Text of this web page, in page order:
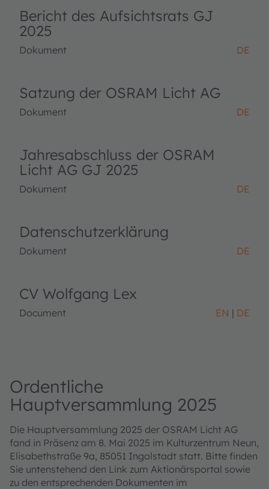
Bericht des Aufsichtsrats GJ
2025
Dokument DE
Satzung der OSRAM Licht AG
Dokument DE
Jahresabschluss der OSRAM
Licht AG GJ 2025
Dokument DE
Datenschutzerklärung
Dokument DE
CV Wolfgang Lex
Document EN DE
Ordentliche
Hauptversammlung 2025
Die Hauptversammlung 2025 der OSRAM Licht AG
fand in Präsenz am 8. Mai 2025 im Kulturzentrum Neun,
Elisabethstraße 9a, 85051 Ingolstadt statt. Bitte finden
Sie untenstehend den Link zum Aktionärsportal sowie
zu den entsprechenden Dokumenten im